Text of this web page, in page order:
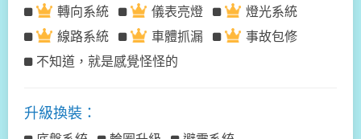
轉向系統
儀表亮燈
燈光系統
線路系統
車體抓漏
事故包修
不知道，就是感覺怪怪的
升級換裝：